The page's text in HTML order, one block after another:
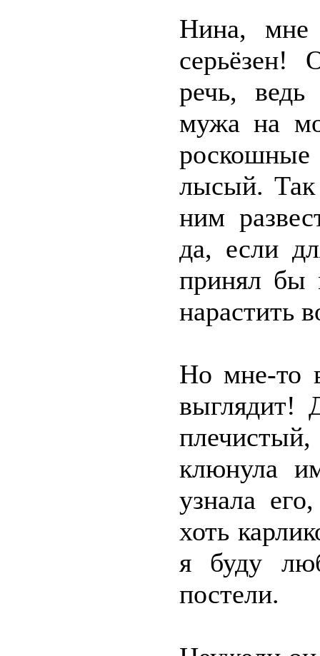
Нина, мне
серьёзен!
речь,
мужа на
лысый. Так
ним
да, если
принял бы
нарастить
Но мне-то
выглядит!
клюнула
узнала
хоть
я буду
постели.